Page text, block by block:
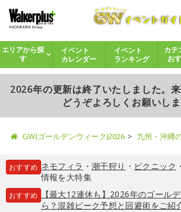
エリアから探
す
イベント
カレンダー
イベント
ランキング
カテ
お
2026年の更新は終了いたしました。
どうぞよろしくお願いしま
GW(ゴールデンウィーク)2026 九州・沖縄
おすすめ ネモフィラ ・ 潮干狩り ・ ピクニック ・
情報を大特集
おすすめ
【最大12連休も】2026年のゴール
ら？混雑ピーク予想と回避術をご紹